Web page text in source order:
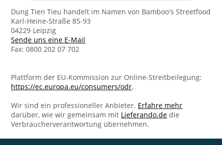
Dung Tien Tieu handelt im Namen von Bamboo's Streetfood
Karl-Heine-Straße 85-93
04229 Leipzig
Sende uns eine E-Mail
Fax: 0800 202 07 702
Plattform der EU-Kommission zur Online-Streitbeilegung:
https://ec.europa.eu/consumers/odr.
Wir sind ein professioneller Anbieter. Erfahre mehr
darüber, wie wir gemeinsam mit Lieferando.de die
Verbraucherverantwortung übernehmen.